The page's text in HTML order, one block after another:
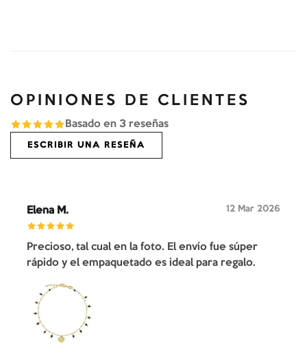
OPINIONES DE CLIENTES
Basado en 3 reseñas
ESCRIBIR UNA RESEÑA
Elena M. 12 Mar 2026
Precioso, tal cual en la foto. El envío fue súper
rápido y el empaquetado es ideal para regalo.